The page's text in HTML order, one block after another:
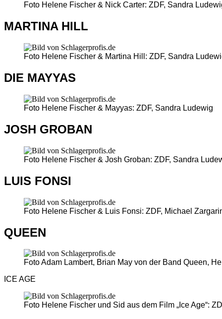
Foto Helene Fischer & Nick Carter: ZDF, Sandra
MARTINA HILL
Foto Helene Fischer & Martina Hill: ZDF, Sandra
DIE MAYYAS
Foto Helene Fischer & Mayyas: ZDF, Sandra Ludewig
JOSH GROBAN
Foto Helene Fischer & Josh Groban: ZDF, Sandra
LUIS FONSI
Foto Helene Fischer & Luis Fonsi: ZDF, Michael
QUEEN
Foto Adam Lambert, Brian May von der Band Queen,
ICE AGE
Foto Helene Fischer und Sid aus dem Film „Ice Age“: